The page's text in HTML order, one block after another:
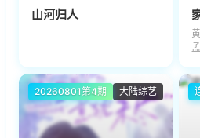
山河归人
大陆综艺
20260801第4期